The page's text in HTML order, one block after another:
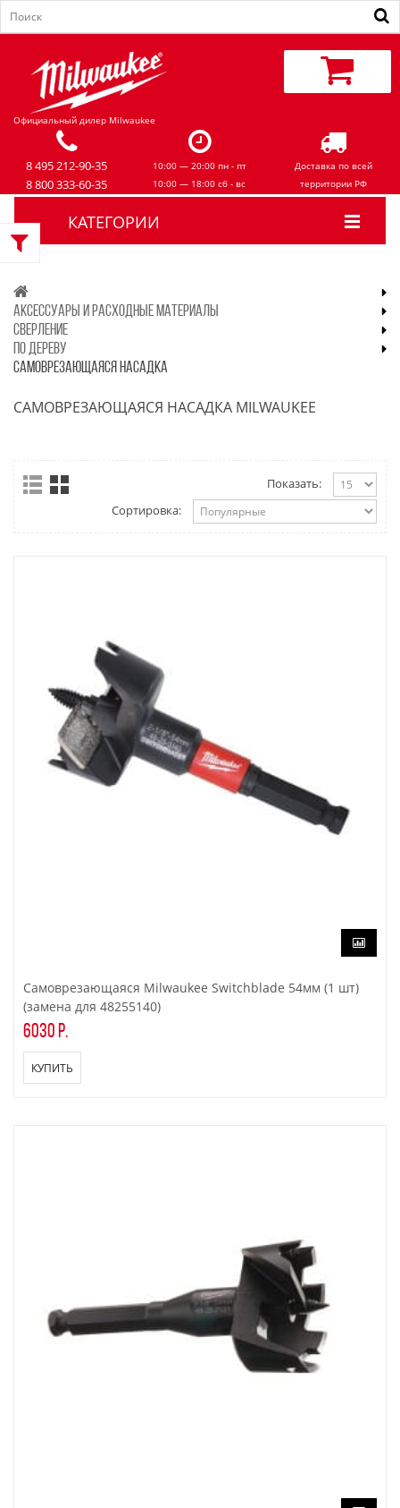
Официальный дилер Milwaukee
8 495 212-90-35
8 800 333-60-35
10:00 — 20:00 пн - пт
10:00 — 18:00 сб - вс
Доставка по всей
территории РФ
КАТЕГОРИИ
АКСЕССУАРЫ И РАСХОДНЫЕ МАТЕРИАЛЫ
СВЕРЛЕНИЕ
ПО ДЕРЕВУ
САМОВРЕЗАЮЩАЯСЯ НАСАДКА
САМОВРЕЗАЮЩАЯСЯ НАСАДКА MILWAUKEE
Показать:
Сортировка:
Самоврезающаяся Milwaukee Switchblade 54мм (1 шт)
(замена для 48255140)
6030 р.
КУПИТЬ